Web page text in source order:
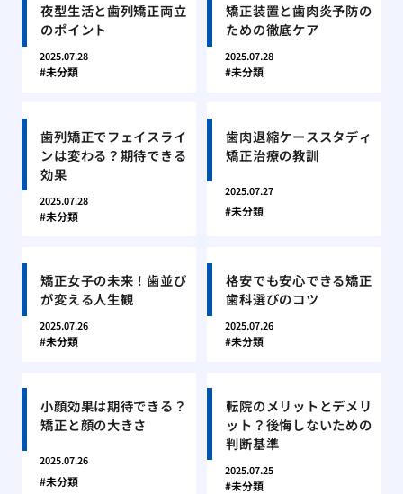
夜型生活と歯列矯正両立
のポイント
2025.07.28
未分類
矯正装置と歯肉炎予防の
ための徹底ケア
2025.07.28
未分類
歯列矯正でフェイスライ
ンは変わる？期待できる
効果
2025.07.28
未分類
歯肉退縮ケーススタディ
矯正治療の教訓
2025.07.27
未分類
矯正女子の未来！歯並び
が変える人生観
2025.07.26
未分類
格安でも安心できる矯正
歯科選びのコツ
2025.07.26
未分類
小顔効果は期待できる？
矯正と顔の大きさ
2025.07.26
未分類
転院のメリットとデメリ
ット？後悔しないための
判断基準
2025.07.25
未分類